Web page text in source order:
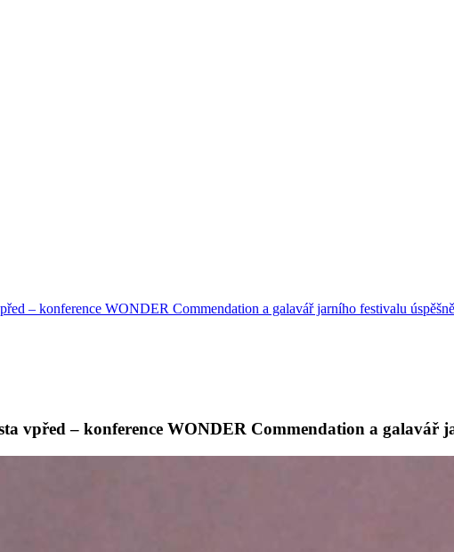
– konference WONDER Commendation a galavář jarního festivalu
vpřed – konference WONDER Commendation a galavář